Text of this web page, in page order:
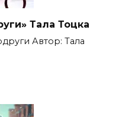
Тала Тоцка
Автор: Тала